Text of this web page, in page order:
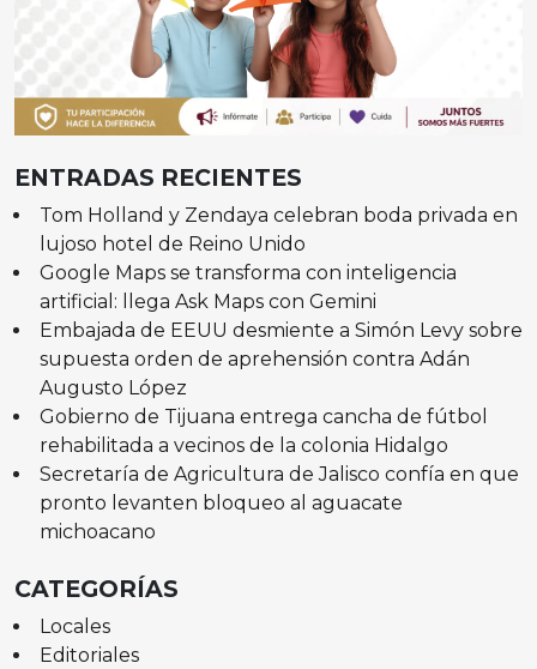
ENTRADAS RECIENTES
Tom Holland y Zendaya celebran boda privada en
lujoso hotel de Reino Unido
Google Maps se transforma con inteligencia
artificial: llega Ask Maps con Gemini
Embajada de EEUU desmiente a Simón Levy sobre
supuesta orden de aprehensión contra Adán
Augusto López
Gobierno de Tijuana entrega cancha de fútbol
rehabilitada a vecinos de la colonia Hidalgo
Secretaría de Agricultura de Jalisco confía en que
pronto levanten bloqueo al aguacate
michoacano
CATEGORÍAS
Locales
Editoriales